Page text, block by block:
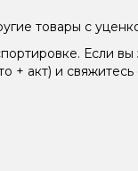
товары с
Если
+ акт) и